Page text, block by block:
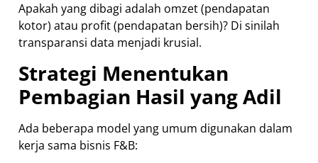
Apakah yang dibagi adalah omzet (pendapatan
kotor) atau profit (pendapatan bersih)? Di sinilah
transparansi data menjadi krusial.
Strategi Menentukan
Pembagian Hasil yang Adil
Ada beberapa model yang umum digunakan dalam
kerja sama bisnis F&B: